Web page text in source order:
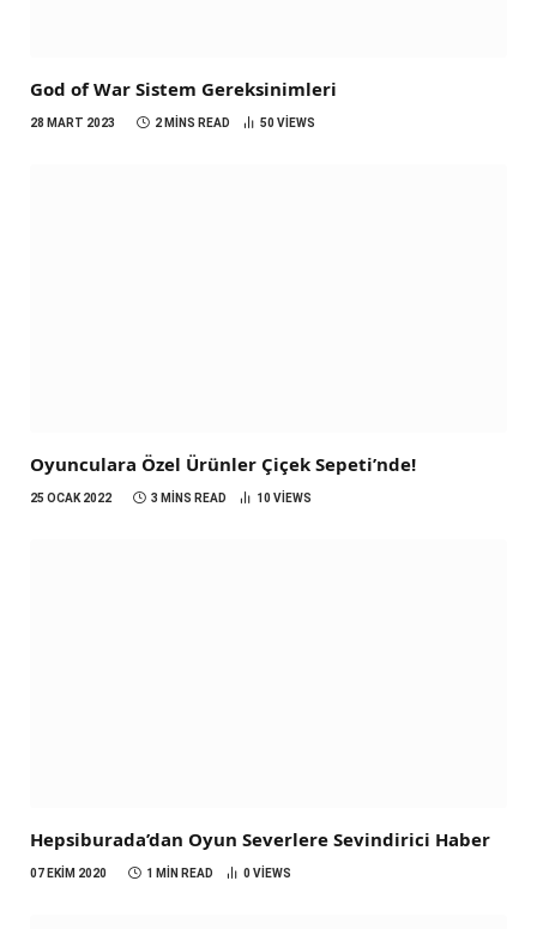
God of War Sistem Gereksinimleri
28 MART 2023 2 MINS READ 50 VIEWS
Oyunculara Özel Ürünler Çiçek Sepeti’nde!
25 OCAK 2022 3 MINS READ 10 VIEWS
Hepsiburada’dan Oyun Severlere Sevindirici Haber
07 EKIM 2020 1 MIN READ 0 VIEWS